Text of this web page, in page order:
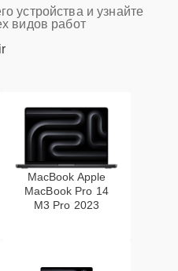
устройства и узнайте
видов работ
MacBook Apple
MacBook Pro 14
M3 Pro 2023